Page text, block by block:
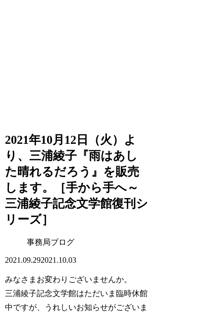
2021年10月12日（火）よ
り、三浦綾子『雨はあし
た晴れるだろう』を販売
します。［手から手へ～
三浦綾子記念文学館復刊シ
リーズ］
事務局ブログ
2021.09.292021.10.03
みなさまお変わりございませんか。
三浦綾子記念文学館はただいま臨時休館
中ですが、うれしいお知らせがございま